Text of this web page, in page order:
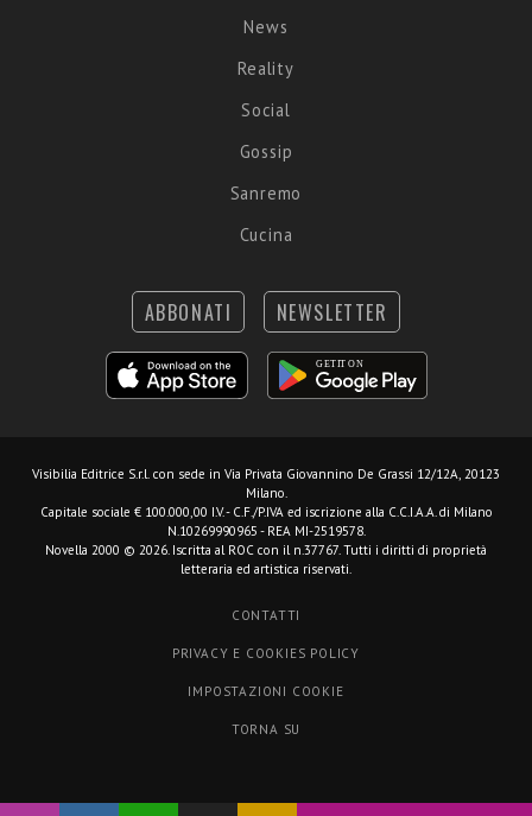
News
Reality
Social
Gossip
Sanremo
Cucina
ABBONATI NEWSLETTER
Visibilia Editrice S.r.l. con sede in Via Privata Giovannino De Grassi 12/12A, 20123
Milano.
Capitale sociale € 100.000,00 I.V. - C.F./P.IVA ed iscrizione alla C.C.I.A.A. di Milano
N.10269990965 - REA MI-2519578.
Novella 2000 © 2026. Iscritta al ROC con il n.37767. Tutti i diritti di proprietà
letteraria ed artistica riservati.
CONTATTI
PRIVACY E COOKIES POLICY
IMPOSTAZIONI COOKIE
TORNA SU